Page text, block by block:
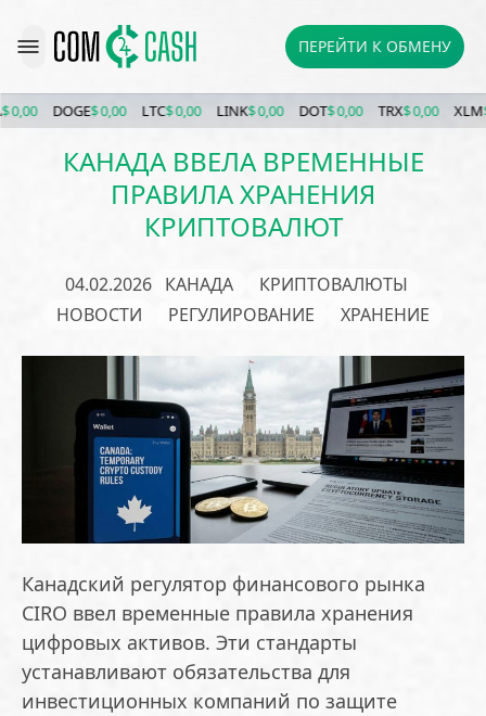
ПЕРЕЙТИ К ОБМЕНУ
DOGE$ 0,00 LTC $ 0,00 LINK$ 0,00 DOT$ 0,00 TRX$ 0,00 XLM$
КАНАДА ВВЕЛА ВРЕМЕННЫЕ
ПРАВИЛА ХРАНЕНИЯ
КРИПТОВАЛЮТ
04.02.2026 КАНАДА
КРИПТОВАЛЮТЫ
НОВОСТИ
РЕГУЛИРОВАНИЕ ХРАНЕНИЕ
Канадский регулятор финансового рынка
CIRO ввел временные правила хранения
цифровых активов. Эти стандарты
устанавливают обязательства для
инвестиционных компаний по защите